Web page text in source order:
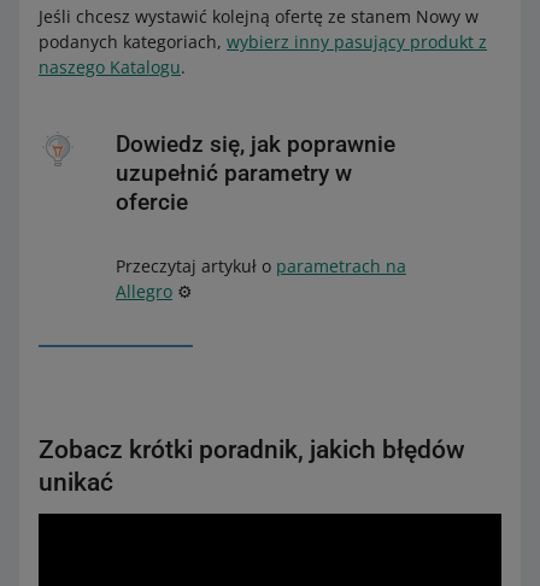
Jeśli chcesz wystawić kolejną ofertę ze stanem Nowy w
podanych kategoriach, wybierz inny pasujący produkt z
naszego Katalogu.
Dowiedz się, jak poprawnie
uzupełnić parametry w
ofercie
Przeczytaj artykuł o parametrach na
Allegro ⚙️
Zobacz krótki poradnik, jakich błędów
unikać